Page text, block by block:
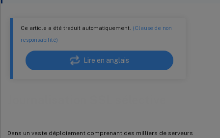
Ce article a été traduit automatiquement. (Clause de non
responsabilité)
Lire en anglais
Dans un vaste déploiement comprenant des milliers de serveurs